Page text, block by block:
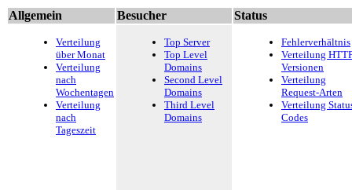
Allgemein Besucher Status
Verteilung
über Monat
Verteilung
nach
Wochentagen
Verteilung
nach
Tageszeit
Top Server
Top Level
Domains
Second Level
Domains
Third Level
Domains
Fehlerverhältnis
Verteilung
Versionen
Verteilung
Request-Arten
Verteilung
Codes